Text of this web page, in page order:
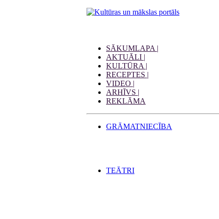
SĀKUMLAPA |
AKTUĀLI |
KULTŪRA |
RECEPTES |
VIDEO |
ARHĪVS |
REKLĀMA
GRĀMATNIECĪBA
TEĀTRI